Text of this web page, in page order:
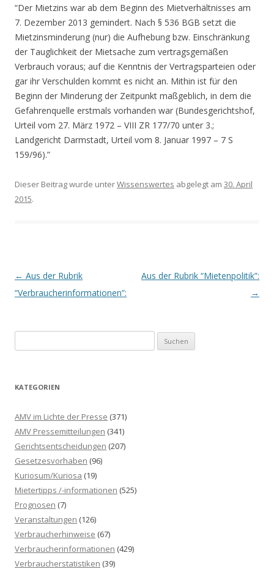
“Der Mietzins war ab dem Beginn des Mietverhältnisses am
7. Dezember 2013 gemindert. Nach § 536 BGB setzt die
Mietzinsminderung (nur) die Aufhebung bzw. Einschränkung
der Tauglichkeit der Mietsache zum vertragsgemäßen
Verbrauch voraus; auf die Kenntnis der Vertragsparteien oder
gar ihr Verschulden kommt es nicht an. Mithin ist für den
Beginn der Minderung der Zeitpunkt maßgeblich, in dem die
Gefahrenquelle erstmals vorhanden war (Bundesgerichtshof,
Urteil vom 27. März 1972 – VIII ZR 177/70 unter 3.;
Landgericht Darmstadt, Urteil vom 8. Januar 1997 – 7 S
159/96).”
Dieser Beitrag wurde unterWissenswertes abgelegt am 30. April
2015.
Beitrags-
Navigation
← Aus der Rubrik
“Verbraucherinformationen”:
Aus der Rubrik “Mietenpolitik”:
→
u
h
n
n
a
c
h
:
KATEGORIEN
AMV im Lichte der Presse (371)
AMV Pressemitteilungen (341)
Gerichtsentscheidungen (207)
Gesetzesvorhaben (96)
Kuriosum/Kuriosa (19)
Mietertipps /-informationen (525)
Prognosen (7)
Veranstaltungen (126)
Verbraucherhinweise (67)
Verbraucherinformationen (429)
Verbraucherstatistiken (39)